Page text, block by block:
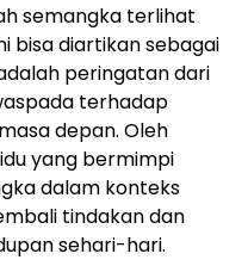
semangka terlihat
bisa diartikan sebagai
peringatan dari
terhadap
depan. Oleh
yang bermimpi
dalam konteks
tindakan dan
sehari-hari.